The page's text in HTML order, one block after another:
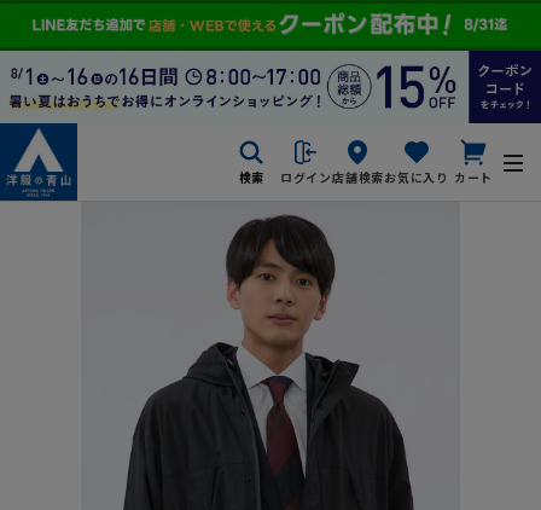
検索 ログイン店舗検索お気に入り カート